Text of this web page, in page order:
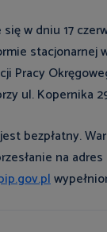
w dniu 17
stacjonarnej
Pracy
ul. Kopernika
bezpłatny.
na adres